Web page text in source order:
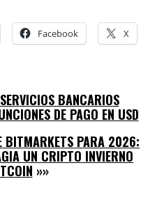
Facebook X
BANCARIOS
DE PAGO EN USD
BITMARKETS PARA 2026:
UN CRIPTO INVIERNO
»»